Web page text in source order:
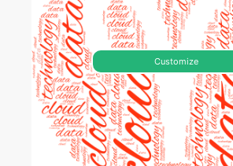
Customize